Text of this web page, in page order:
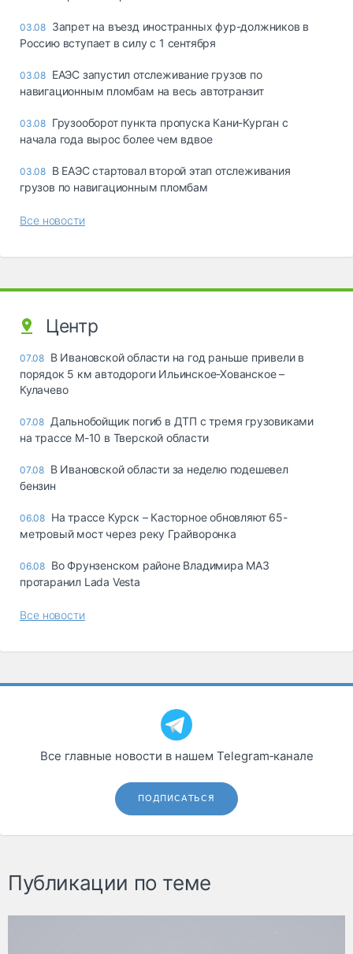
03.08 Запрет на въезд иностранных фур-должников в
Россию вступает в силу с 1 сентября
03.08 ЕАЭС запустил отслеживание грузов по
навигационным пломбам на весь автотранзит
03.08 Грузооборот пункта пропуска Кани-Курган с
начала года вырос более чем вдвое
03.08 В ЕАЭС стартовал второй этап отслеживания
грузов по навигационным пломбам
Все новости
Центр
07.08 В Ивановской области на год раньше привели в
порядок 5 км автодороги Ильинское-Хованское –
Кулачево
07.08 Дальнобойщик погиб в ДТП с тремя грузовиками
на трассе М-10 в Тверской области
07.08 В Ивановской области за неделю подешевел
бензин
06.08 На трассе Курск – Касторное обновляют 65-
метровый мост через реку Грайворонка
06.08 Во Фрунзенском районе Владимира МАЗ
протаранил Lada Vesta
Все новости
Все главные новости в нашем Telegram‑канале
ПОДПИСАТЬСЯ
Публикации по теме